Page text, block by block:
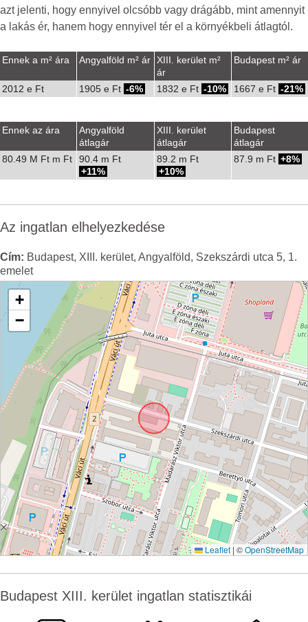
azt jelenti, hogy ennyivel olcsóbb vagy drágább, mint amennyit
a lakás ér, hanem hogy ennyivel tér el a környékbeli átlagtól.
Ennek a m² ára Angyalföld m² ár
XIII. kerület m²
ár
Budapest m² ár
2012 e Ft 1905 e Ft -6% 1832 e Ft -10% 1667 e Ft -21%
Ennek az ára
Angyalföld
átlagár
XIII. kerület
átlagár
Budapest
átlagár
80.49 M Ft m Ft
90.4 m Ft
11%
89.2 m Ft
10%
87.9 m Ft 8%
Az ingatlan elhelyezkedése
Cím: Budapest, XIII. kerület, Angyalföld, Szekszárdi utca 5, 1.
emelet
+
−
Leaflet | ©OpenStreetMap
Budapest XIII. kerület ingatlan statisztikái